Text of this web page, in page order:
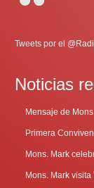
Tweets por el
Noticias
Mons. Mark
Mons. Mark